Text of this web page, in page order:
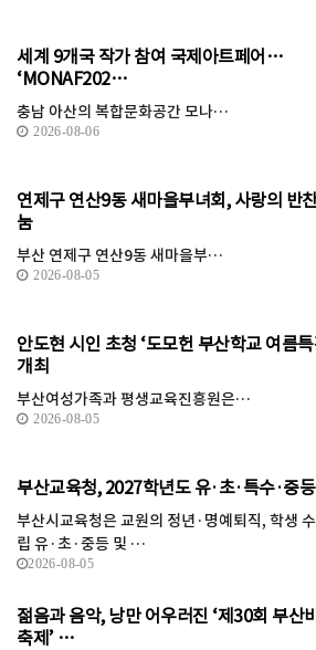
세계 9개국 작가 참여 국제아트페어…
‘MONAF202…
충남 아산의 복합문화공간 모나…
2026-08-06
연제구 연산9동 새마을부녀회, 사랑의 반
눔
부산 연제구 연산9동 새마을부…
2026-08-05
안도현 시인 초청 ‘도모헌 부산학교 여름특
개최
부산여성가족과 평생교육진흥원은…
2026-08-05
부산교육청, 2027학년도 유·초·특수·중
부산시교육청은 교원의 정년·명예퇴직, 학생
립 유·초·중등 및 …
2026-08-05
젊음과 음악, 낭만 어우러진 ‘제30회 부산
축제’ …